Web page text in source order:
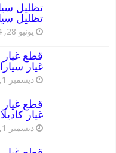
تظليل
يونيو 28, 2024
غيار
ديسمبر 1, 2023
غيار
ديسمبر 1, 2023